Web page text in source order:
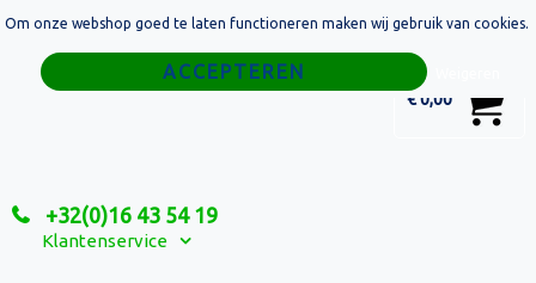
€ 0,00
+32(0)16 43 54 19
Klantenservice
Home
Relatiegeschenken
Om onze webshop goed te laten functioneren maken wij gebruik van cookies.